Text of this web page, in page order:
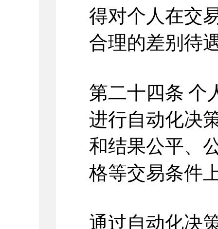
得对个人在交
合理的差别待
第二十四条 个
进行自动化决
和结果公平、
格等交易条件
通过自动化决